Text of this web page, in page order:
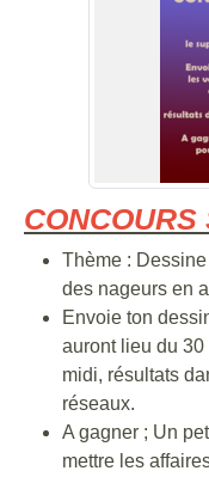
Thème :
des nageurs en
Envoie ton
auront lieu du
midi, résultats
réseaux.
A gagner ; Un
mettre les